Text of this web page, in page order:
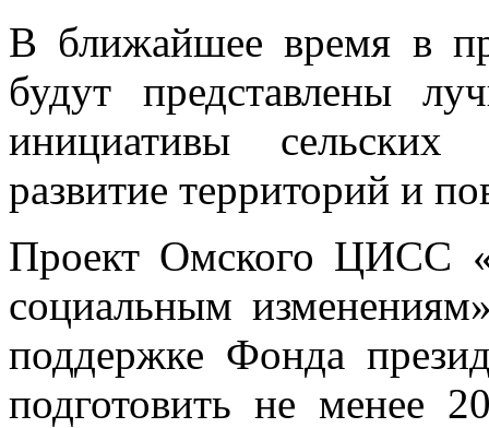
В ближайшее время в
будут представлены
инициативы сельских
развитие территорий и
Проект Омского ЦИСС
социальным
поддержке Фонда
подготовить не менее